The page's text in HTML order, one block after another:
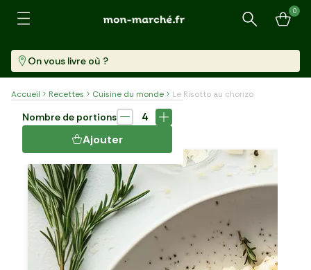
Recherche
0
On vous livre où ?
Accueil Recettes Cuisine du monde
Le Risotto au chorizo
LE RISOTTO AU CHORIZO
Nombre de portions
4
Ajouter